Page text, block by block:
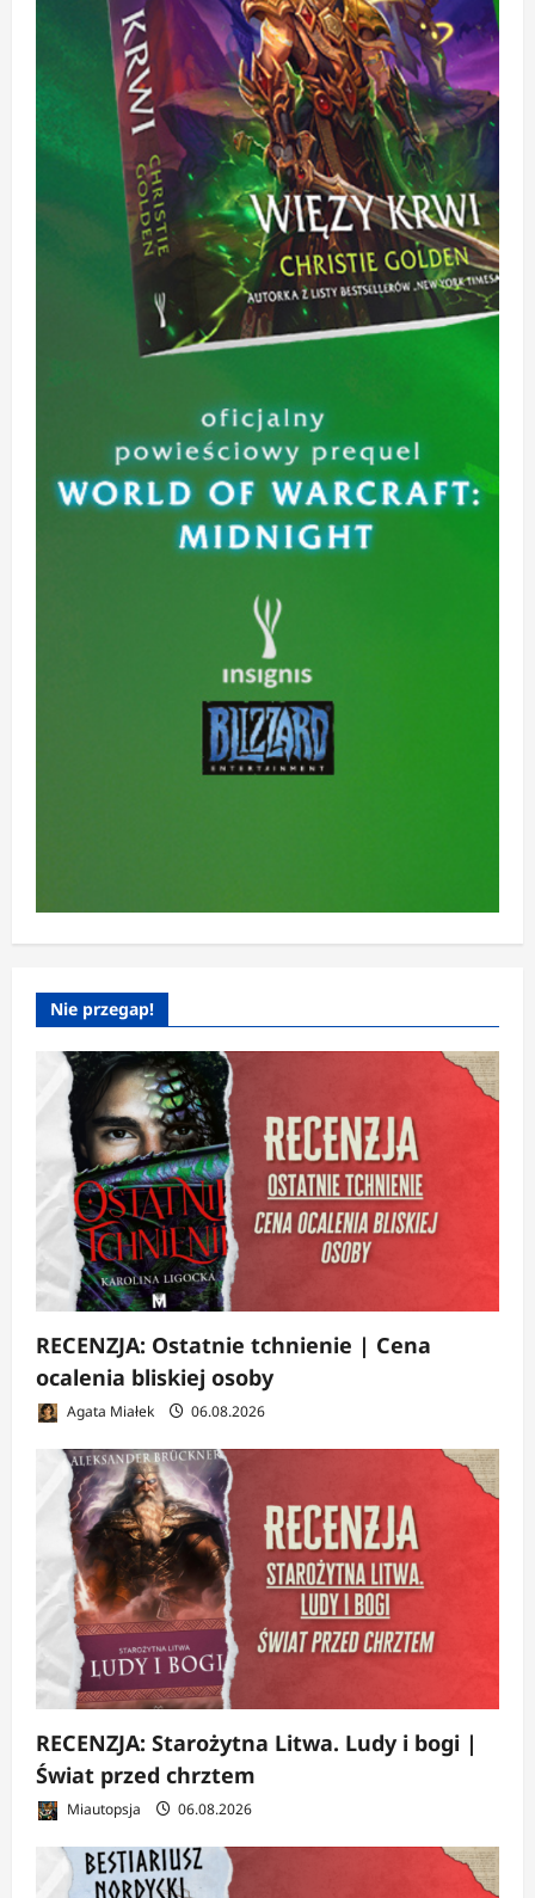
Nie przegap!
RECENZJA: Ostatnie tchnienie | Cena
ocalenia bliskiej osoby
Agata Miałek 06.08.2026
RECENZJA: Starożytna Litwa. Ludy i bogi |
Świat przed chrztem
Miautopsja 06.08.2026